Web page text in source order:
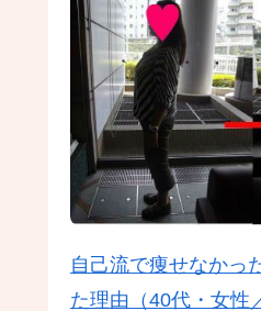
自己流で痩せなかっ
た理由（40代・女性